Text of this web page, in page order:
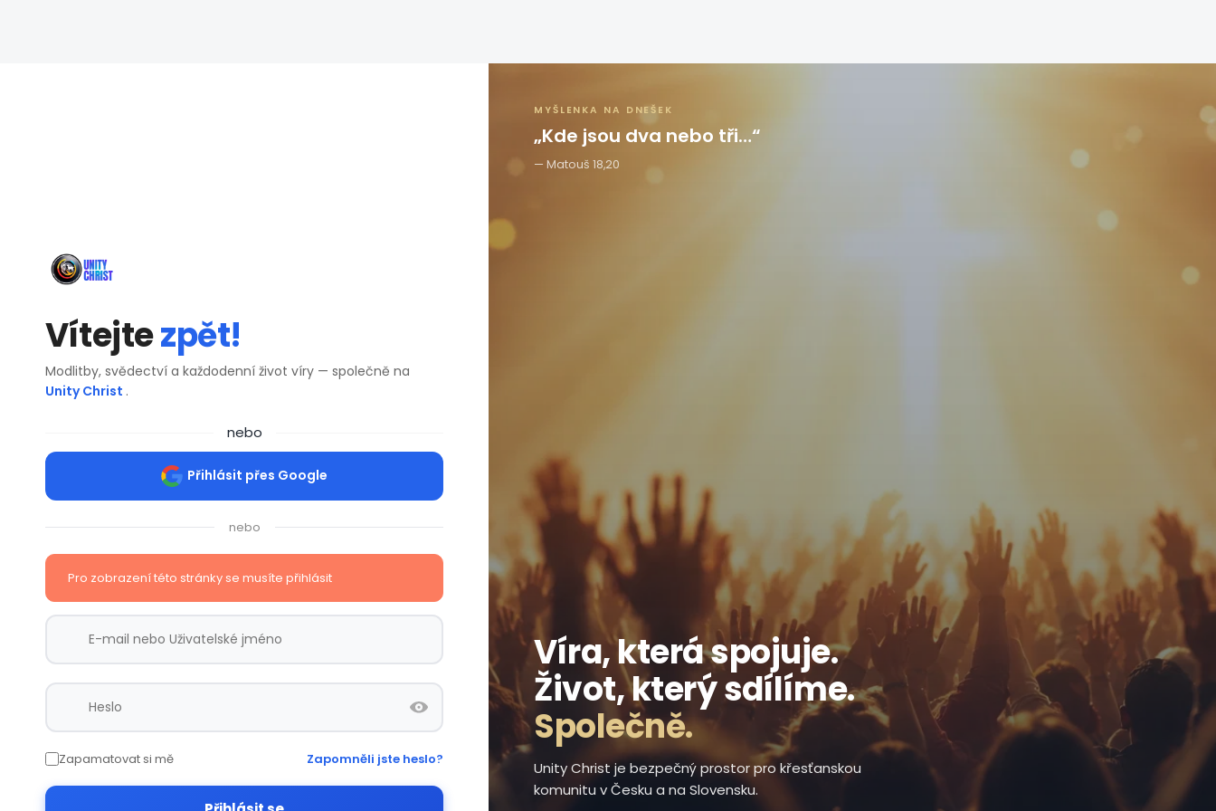
Vítejtezpět!
Modlitby, svědectví a každodenní život víry — společně na
Unity Christ .
nebo
Přihlásit přes Google
nebo
Pro zobrazení této stránky se musíte přihlásit
Zapamatovat si mě Zapomněli jste heslo?
Víra, která spojuje.
Život, který sdílíme.
Společně.
Unity Christ je bezpečný prostor pro křesťanskou
komunitu v Česku a na Slovensku.
MYŠLENKA NA DNEŠEK
„Kde jsou dva nebo tři…“
Matouš 18,20